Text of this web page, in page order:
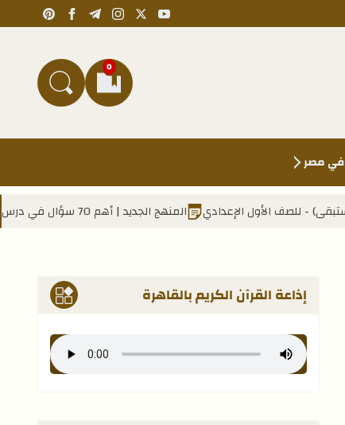
youtube
x
instagram
telegram
facebook
pinterest
0
العلامات المرجعية
البحث في
في مصر
المنهج الجديد | أهم 70 سؤال في درس (مصر هذه هي التي ستبقى) - للصف الأول الإعدادي
إذاعة القرآن الكريم بالقاهرة